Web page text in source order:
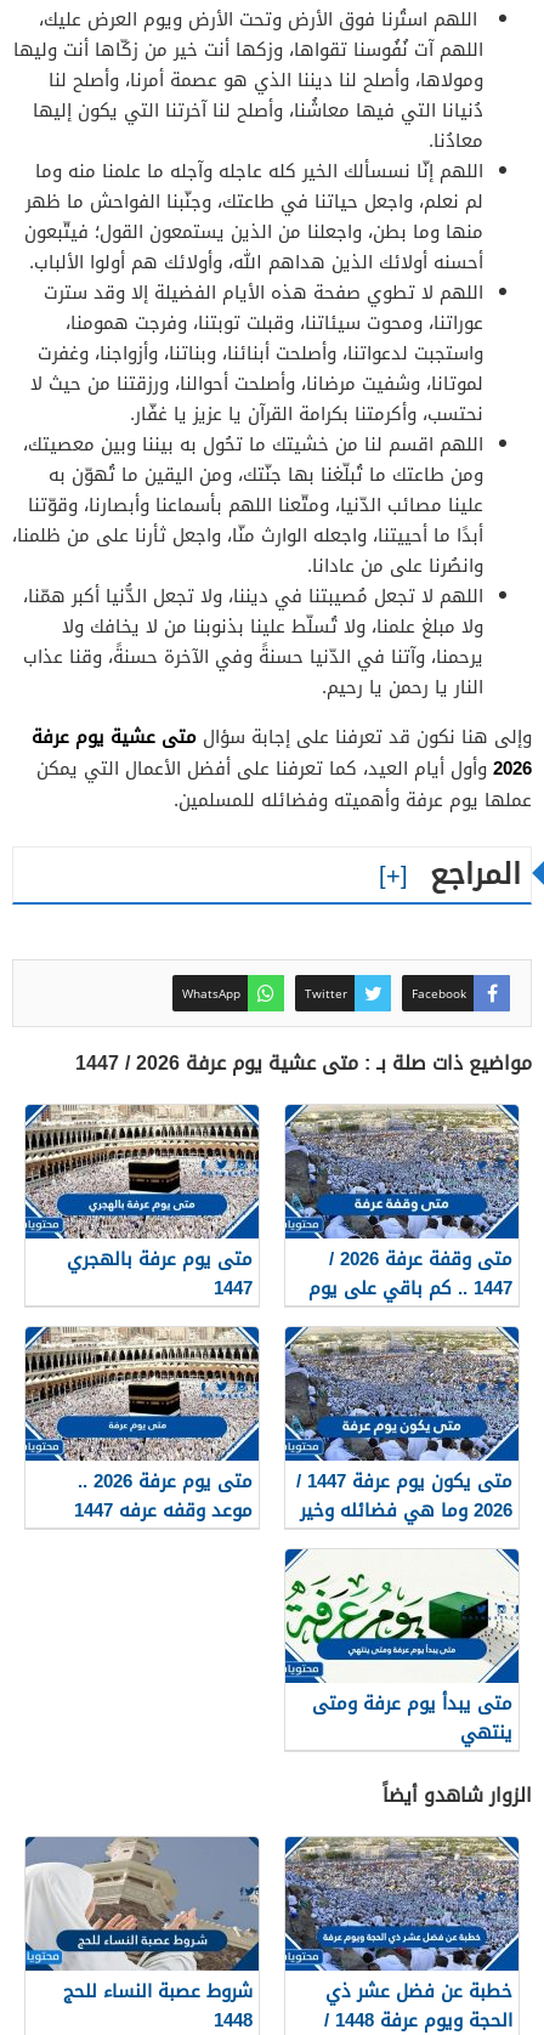
اللهم استُرنا فوق الأرض وتحت الأرض ويوم العرض عليك،
اللهم آت نُفُوسنا تقواها، وزكها أنت خير من زكّاها أنت وليها
ومولاها، وأصلح لنا ديننا الذي هو عصمة أمرنا، وأصلح لنا
دُنيانا التي فيها معاشُنا، وأصلح لنا آخرتنا التي يكون إليها
معادُنا.
اللهم إنّا نسسألك الخير كله عاجله وآجله ما علمنا منه وما
لم نعلم، واجعل حياتنا في طاعتك، وجنّبنا الفواحش ما ظهر
منها وما بطن، واجعلنا من الذين يستمعون القول؛ فيتّبعون
أحسنه أولائك الذين هداهم الله، وأولائك هم أولوا الألباب.
اللهم لا تطوي صفحة هذه الأيام الفضيلة إلا وقد سترت
عوراتنا، ومحوت سيئاتنا، وقبلت توبتنا، وفرجت همومنا،
واستجبت لدعواتنا، وأصلحت أبنائنا، وبناتنا، وأزواجنا، وغفرت
لموتانا، وشفيت مرضانا، وأصلحت أحوالنا، ورزقتنا من حيث لا
نحتسب، وأكرمتنا بكرامة القرآن يا عزيز يا غفّار.
اللهم اقسم لنا من خشيتك ما تحُول به بيننا وبين معصيتك،
ومن طاعتك ما تُبلّغنا بها جنّتك، ومن اليقين ما تُهوّن به
علينا مصائب الدّنيا، ومتّعنا اللهم بأسماعنا وأبصارنا، وقوّتنا
أبدًا ما أحييتنا، واجعله الوارث منّا، واجعل ثأرنا على من ظلمنا،
وانصُرنا على من عادانا.
اللهم لا تجعل مُصيبتنا في ديننا، ولا تجعل الدُّنيا أكبر همّنا،
ولا مبلغ علمنا، ولا تُسلّط علينا بذنوبنا من لا يخافك ولا
يرحمنا، وآتنا في الدّنيا حسنةً وفي الآخرة حسنةً، وقنا عذاب
النار يا رحمن يا رحيم.
وإلى هنا نكون قد تعرفنا على إجابة سؤال متى عشية يوم عرفة
2026وأول أيام العيد، كما تعرفنا على أفضل الأعمال التي يمكن
عملها يوم عرفة وأهميته وفضائله للمسلمين.
المراجع
Facebook
Twitter
WhatsApp
مواضيع ذات صلة بـ : متى عشية يوم عرفة 2026 / 1447
متى وقفة عرفة 2026 /
1447 .. كم باقي على يوم
عرفة بالتحديد
متى يوم عرفة بالهجري
1447
متى يكون يوم عرفة 1447 /
2026 وما هي فضائله وخير
الدعاء فيه
متى يوم عرفة 2026 ..
موعد وقفه عرفه 1447
متى يبدأ يوم عرفة ومتى
ينتهي
الزوار شاهدو أيضاً
خطبة عن فضل عشر ذي
الحجة ويوم عرفة 1448 /
شروط عصبة النساء للحج
1448